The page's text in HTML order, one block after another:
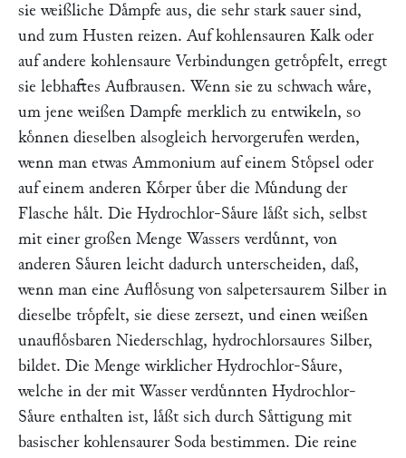
sie weißliche Daͤmpfe aus, die sehr stark sauer sind,
und zum Husten reizen. Auf kohlensauren Kalk oder
auf andere kohlensaure Verbindungen getroͤpfelt, erregt
sie lebhaftes Aufbrausen. Wenn sie zu schwach waͤre,
um jene weißen Dampfe merklich zu entwikeln, so
koͤnnen dieselben alsogleich hervorgerufen werden,
wenn man etwas Ammonium auf einem Stoͤpsel oder
auf einem anderen Koͤrper uͤber die Muͤndung der
Flasche haͤlt. Die Hydrochlor-Saͤure laͤßt sich, selbst
mit einer großen Menge Wassers verduͤnnt, von
anderen Saͤuren leicht dadurch unterscheiden, daß,
wenn man eine Aufloͤsung von salpetersaurem Silber in
dieselbe troͤpfelt, sie diese zersezt, und einen weißen
unaufloͤsbaren Niederschlag, hydrochlorsaures Silber,
bildet. Die Menge wirklicher Hydrochlor-Saͤure,
welche in der mit Wasser verduͤnnten Hydrochlor-
Saͤure enthalten ist, laͤßt sich durch Saͤttigung mit
basischer kohlensaurer Soda bestimmen. Die reine